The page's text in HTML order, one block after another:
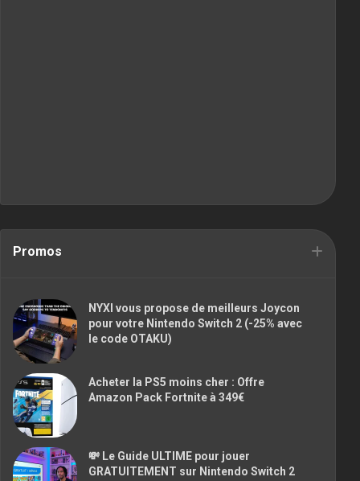
Promos
NYXI vous propose de meilleurs Joycon
pour votre Nintendo Switch 2 (-25% avec
le code OTAKU)
Acheter la PS5 moins cher : Offre
Amazon Pack Fortnite à 349€
💸 Le Guide ULTIME pour jouer
GRATUITEMENT sur Nintendo Switch 2